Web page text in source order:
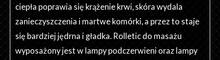
ciepła poprawia się krążenie krwi, skóra wydala
zanieczyszczenia i martwe komórki, a przez to staje
się bardziej jędrna i gładka. Rolletic do masażu
wyposażony jest w lampy podczerwieni oraz lampy